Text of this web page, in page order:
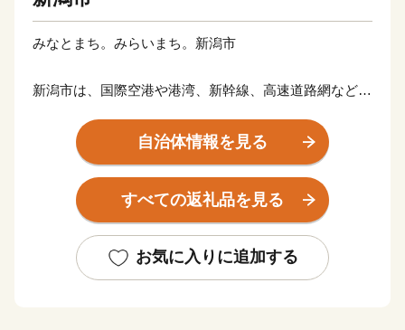
みなとまち。みらいまち。新潟市
新潟市は、国際空港や港湾、新幹線、高速道路網などが
積を持つ大農業都市です。
さらに、日本海や信濃川・阿賀野川の大河、毎年4,000
羽を超えるハクチョウが飛来するラムサール条約湿地の
佐潟など、豊かな自然に恵まれています。
美味たち。慈しみながら育てられている美しい花々、受
け継がれる歴史や文化から作られる逸品など、
自治体情報を見る
すべての返礼品を見る
お気に入りに追加する